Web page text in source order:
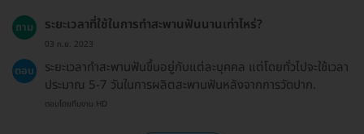
ถาม ระยะเวลาที่ใช้ในการทำสะพานฟันนานเท่าไหร่?
03 ก.ย. 2023
ตอบ
ระยะเวลาทำสะพานฟันขึ้นอยู่กับแต่ละบุคคล แต่โดยทั่วไปจะใช้เวลา
ประมาณ 5-7 วันในการผลิตสะพานฟันหลังจากการวัดปาก.
ตอบโดยทีมงาน HD